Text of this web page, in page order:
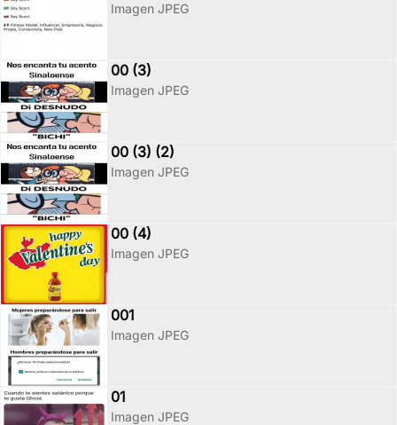
Imagen JPEG
00 (3)
Imagen JPEG
00 (3) (2)
Imagen JPEG
00 (4)
Imagen JPEG
001
Imagen JPEG
01
Imagen JPEG